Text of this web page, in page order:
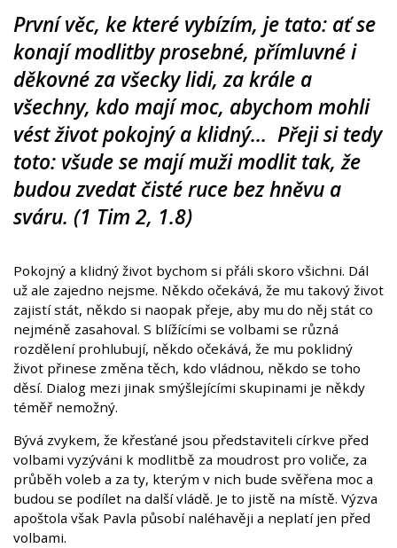
První věc, ke které vybízím, je tato: ať se
konají modlitby prosebné, přímluvné i
děkovné za všecky lidi, za krále a
všechny, kdo mají moc, abychom mohli
vést život pokojný a klidný… Přeji si tedy
toto: všude se mají muži modlit tak, že
budou zvedat čisté ruce bez hněvu a
sváru. (1 Tim 2, 1.8)
Pokojný a klidný život bychom si přáli skoro všichni. Dál
už ale zajedno nejsme. Někdo očekává, že mu takový život
zajistí stát, někdo si naopak přeje, aby mu do něj stát co
nejméně zasahoval. S blížícími se volbami se různá
rozdělení prohlubují, někdo očekává, že mu poklidný
život přinese změna těch, kdo vládnou, někdo se toho
děsí. Dialog mezi jinak smýšlejícími skupinami je někdy
téměř nemožný.
Bývá zvykem, že křesťané jsou představiteli církve před
volbami vyzýváni k modlitbě za moudrost pro voliče, za
průběh voleb a za ty, kterým v nich bude svěřena moc a
budou se podílet na další vládě. Je to jistě na místě. Výzva
apoštola však Pavla působí naléhavěji a neplatí jen před
volbami.